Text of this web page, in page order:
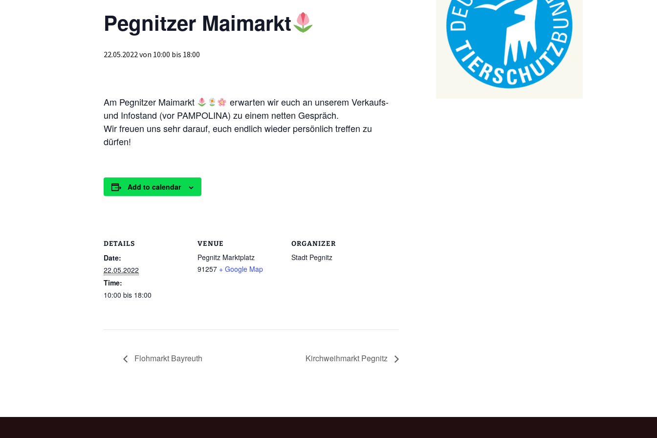
Pegnitzer Maimarkt
22.05.2022 von 10:00 bis 18:00
Am Pegnitzer Maimarkt
erwarten wir euch an unserem Verkaufs-
und Infostand (vor PAMPOLINA) zu einem netten Gespräch.
Wir freuen uns sehr darauf, euch endlich wieder persönlich treffen zu
dürfen!
Add to calendar
DETAILS
Date:
22.05.2022
Time:
10:00 bis 18:00
VENUE
Pegnitz Marktplatz
91257 + Google Map
ORGANIZER
Stadt Pegnitz
Flohmarkt Bayreuth Kirchweihmarkt Pegnitz